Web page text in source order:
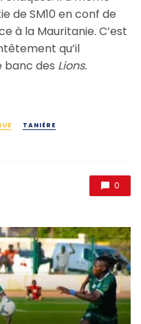
de SM10 en conf de
à la Mauritanie. C’est
qu’il
banc des Lions.
TANIÈRE
0